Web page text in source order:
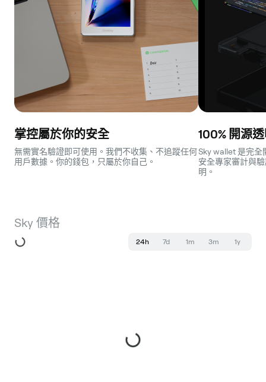
掌控屬於你的安全
無需實名驗證即可使用。我們不收集、不追蹤任何
用戶數據。你的錢包，只屬於你自己。
100% 開源
Sky wallet 是完全
安全專家審計與
明。
Sky 價格
24h 7d 1m 3m 1y